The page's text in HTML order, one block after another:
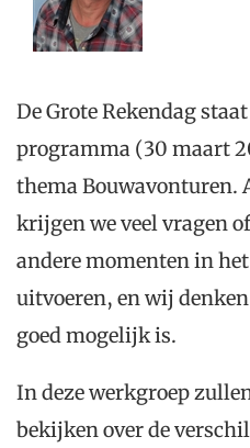
De Grote Rekendag
programma (30 maart
thema Bouwavonturen.
krijgen we veel vragen
andere momenten in
uitvoeren, en wij
goed mogelijk is.
In deze werkgroep
bekijken over de